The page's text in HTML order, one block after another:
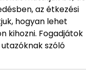
az étkezési
hogyan lehet
kihozni. Fogadjátok
szóló